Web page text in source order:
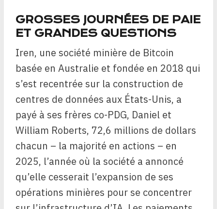
GROSSES JOURNÉES DE PAIE
ET GRANDES QUESTIONS
Iren, une société minière de Bitcoin
basée en Australie et fondée en 2018 qui
s’est recentrée sur la construction de
centres de données aux États-Unis, a
payé à ses frères co-PDG, Daniel et
William Roberts, 72,6 millions de dollars
chacun – la majorité en actions – en
2025, l’année où la société a annoncé
qu’elle cesserait l’expansion de ses
opérations minières pour se concentrer